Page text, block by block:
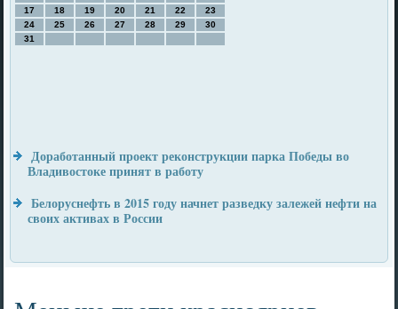
17
18 19 20 21 22
23
24
25 26 27 28 29
30
31
Доработанный проект реконструкции парка Победы во
Владивостоке принят в работу
Белоруснефть в 2015 году начнет разведку залежей нефти на
своих активах в России